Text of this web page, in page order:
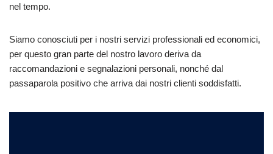
nel tempo.
Siamo conosciuti per i nostri servizi professionali ed economici,
per questo gran parte del nostro lavoro deriva da
raccomandazioni e segnalazioni personali, nonché dal
passaparola positivo che arriva dai nostri clienti soddisfatti.